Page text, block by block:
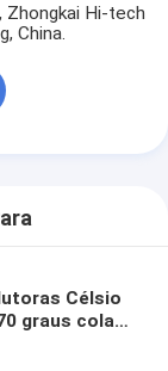
Zhongkai Hi-tech
China.
Célsio
graus colam